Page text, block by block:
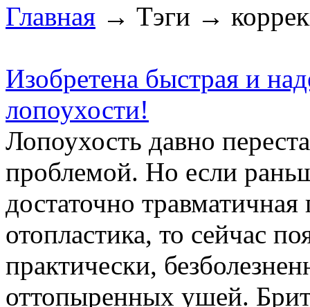
Главная → Тэги →
Изобретена быстрая и
лопоухости!
Лопоухость давно
проблемой. Но если
достаточно
отопластика, то сейчас
практически,
оттопыренных ушей.